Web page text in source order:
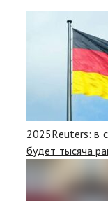
2025Reuters: в
будет тысяча